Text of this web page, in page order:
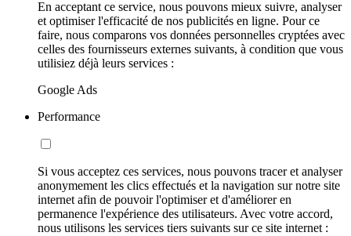
En acceptant ce service, nous pouvons mieux suivre, analyser
et optimiser l'efficacité de nos publicités en ligne. Pour ce
faire, nous comparons vos données personnelles cryptées avec
celles des fournisseurs externes suivants, à condition que vous
utilisiez déjà leurs services :
Google Ads
Performance
Si vous acceptez ces services, nous pouvons tracer et analyser
anonymement les clics effectués et la navigation sur notre site
internet afin de pouvoir l'optimiser et d'améliorer en
permanence l'expérience des utilisateurs. Avec votre accord,
nous utilisons les services tiers suivants sur ce site internet :